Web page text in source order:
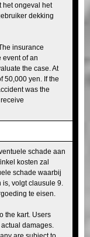
het ongeval het
dekking
insurance
event of an
the case. At
50,000 yen. If the
was the
schade aan
kosten zal
schade waarbij
volgt clausule 9.
te eisen.
the kart. Users
damages.